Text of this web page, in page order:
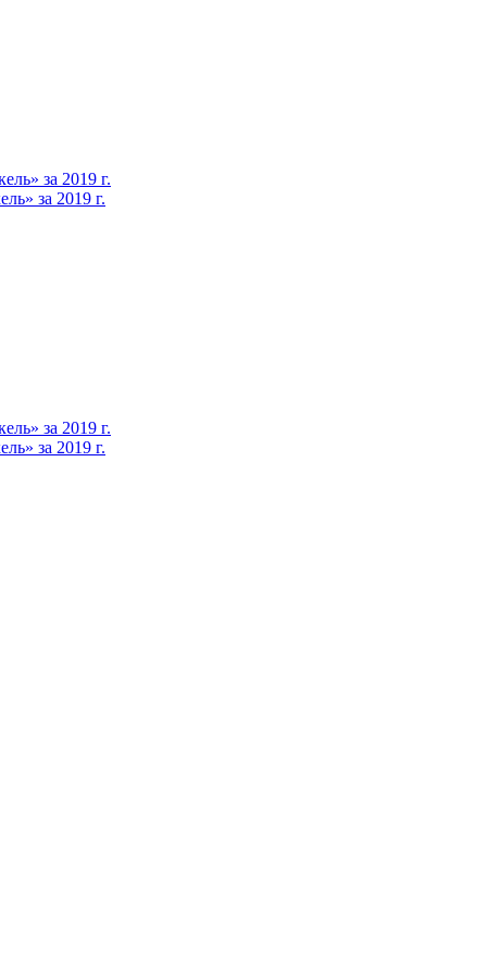
за 2019 г.
за 2019 г.
за 2019 г.
за 2019 г.